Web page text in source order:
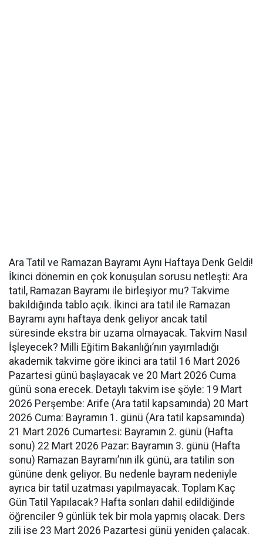
Ara Tatil ve Ramazan Bayramı Aynı Haftaya Denk Geldi!
İkinci dönemin en çok konuşulan sorusu netleşti: Ara
tatil, Ramazan Bayramı ile birleşiyor mu? Takvime
bakıldığında tablo açık. İkinci ara tatil ile Ramazan
Bayramı aynı haftaya denk geliyor ancak tatil
süresinde ekstra bir uzama olmayacak. Takvim Nasıl
İşleyecek? Milli Eğitim Bakanlığı’nın yayımladığı
akademik takvime göre ikinci ara tatil 16 Mart 2026
Pazartesi günü başlayacak ve 20 Mart 2026 Cuma
günü sona erecek. Detaylı takvim ise şöyle: 19 Mart
2026 Perşembe: Arife (Ara tatil kapsamında) 20 Mart
2026 Cuma: Bayramın 1. günü (Ara tatil kapsamında)
21 Mart 2026 Cumartesi: Bayramın 2. günü (Hafta
sonu) 22 Mart 2026 Pazar: Bayramın 3. günü (Hafta
sonu) Ramazan Bayramı’nın ilk günü, ara tatilin son
gününe denk geliyor. Bu nedenle bayram nedeniyle
ayrıca bir tatil uzatması yapılmayacak. Toplam Kaç
Gün Tatil Yapılacak? Hafta sonları dahil edildiğinde
öğrenciler 9 günlük tek bir mola yapmış olacak. Ders
zili ise 23 Mart 2026 Pazartesi günü yeniden çalacak.